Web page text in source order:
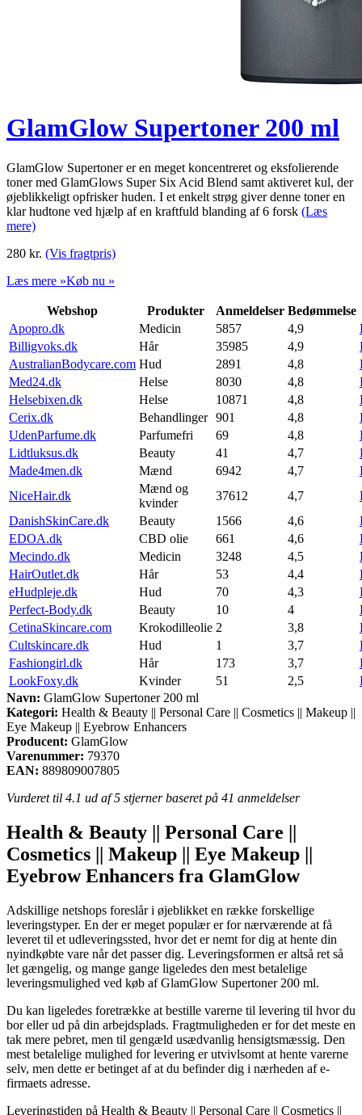
GlamGlow Supertoner 200 ml
GlamGlow Supertoner er en meget koncentreret og eksfolierende
toner med GlamGlows Super Six Acid Blend samt aktiveret kul, der
øjeblikkeligt opfrisker huden. I et enkelt strøg giver denne toner en
klar hudtone ved hjælp af en kraftfuld blanding af 6 forsk (Læs
mere)
280 kr. (Vis fragtpris)
Læs mere »Køb nu »
Webshop Produkter Anmeldelser Bedømmelse
Apopro.dk
Medicin 5857 4,9
Billigvoks.dk
Hår 35985 4,9
AustralianBodycare.com Hud 2891 4,8
Med24.dk
Helse 8030 4,8
Helsebixen.dk
Helse 10871 4,8
Cerix.dk
Behandlinger 901 4,8
UdenParfume.dk
Parfumefri 69 4,8
Lidtluksus.dk
Beauty 41 4,7
Made4men.dk
Mænd 6942 4,7
NiceHair.dk
Mænd og
kvinder
37612 4,7
DanishSkinCare.dk
Beauty 1566 4,6
EDOA.dk
CBD olie 661 4,6
Mecindo.dk
Medicin 3248 4,5
HairOutlet.dk
Hår 53 4,4
eHudpleje.dk
Hud 70 4,3
Perfect-Body.dk
Beauty 10 4
CetinaSkincare.com
Krokodilleolie 2 3,8
Cultskincare.dk
Hud 1 3,7
Fashiongirl.dk
Hår 173 3,7
LookFoxy.dk
Kvinder 51 2,5
Navn: GlamGlow Supertoner 200 ml
Kategori: Health & Beauty || Personal Care || Cosmetics || Makeup ||
Eye Makeup || Eyebrow Enhancers
Producent: GlamGlow
Varenummer: 79370
EAN: 889809007805
Vurderet til 4.1 ud af 5 stjerner baseret på 41 anmeldelser
Health & Beauty || Personal Care ||
Cosmetics || Makeup || Eye Makeup ||
Eyebrow Enhancers fra GlamGlow
Adskillige netshops foreslår i øjeblikket en række forskellige
leveringstyper. En der er meget populær er for nærværende at få
leveret til et udleveringssted, hvor det er nemt for dig at hente din
nyindkøbte vare når det passer dig. Leveringsformen er altså ret så
let gængelig, og mange gange ligeledes den mest betalelige
leveringsmulighed ved køb af GlamGlow Supertoner 200 ml.
Du kan ligeledes foretrække at bestille varerne til levering til hvor du
bor eller ud på din arbejdsplads. Fragtmuligheden er for det meste en
tak mere pebret, men til gengæld usædvanlig hensigtsmæssig. Den
mest betalelige mulighed for levering er utvivlsomt at hente varerne
selv, men dette er betinget af at du befinder dig i nærheden af e-
firmaets adresse.
Leveringstiden på Health & Beauty || Personal Care || Cosmetics ||